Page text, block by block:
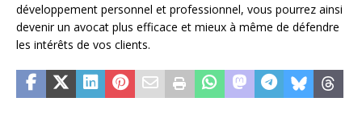
développement personnel et professionnel, vous pourrez ainsi
devenir un avocat plus efficace et mieux à même de défendre
les intérêts de vos clients.